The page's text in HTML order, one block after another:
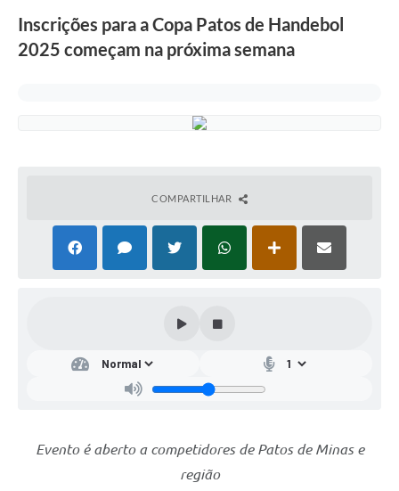
Inscrições para a Copa Patos de Handebol
2025 começam na próxima semana
COMPARTILHAR
Evento é aberto a competidores de Patos de Minas e
região